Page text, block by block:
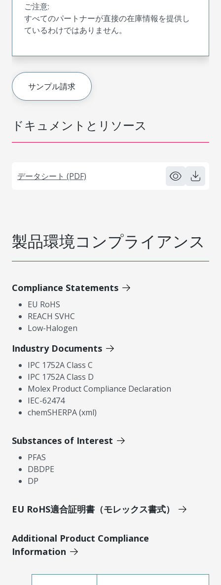
ドキュメントとリソース
データシート (PDF)
ご注意:
すべてのパートナーが直接の在庫情報を提供し
ているわけではありません。
サンプル請求
製品環境コンプライアンス
Compliance Statements
EU RoHS
REACH SVHC
Low-Halogen
Industry Documents
IPC 1752A Class C
IPC 1752A Class D
Molex Product Compliance Declaration
IEC-62474
chemSHERPA (xml)
Substances of Interest
PFAS
DBDPE
DP
EU RoHS適合証明書（モレックス書式）
Additional Product Compliance
Information